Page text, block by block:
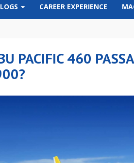
CAREER EXPERIENCE
PACIFIC 460